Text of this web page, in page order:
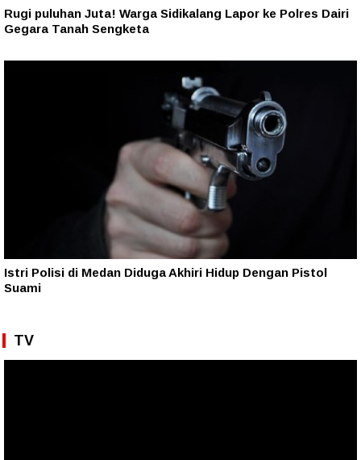
Rugi puluhan Juta! Warga Sidikalang Lapor ke Polres Dairi
Gegara Tanah Sengketa
Istri Polisi di Medan Diduga Akhiri Hidup Dengan Pistol
Suami
TV